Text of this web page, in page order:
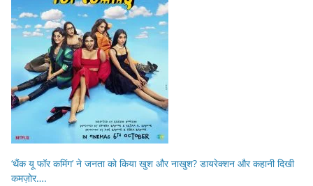
‘थैंक यू फॉर कमिंग’ ने जनता को किया खुश और नाखुश? डायरेक्शन और कहानी दिखी
कमज़ोर….